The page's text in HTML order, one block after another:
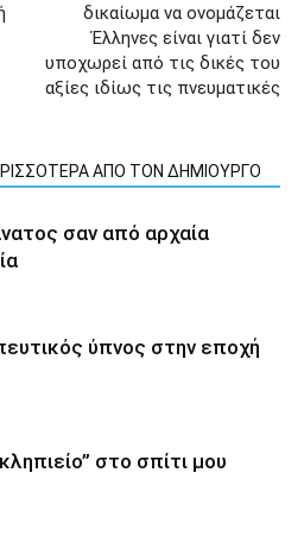
δικαίωμα να ονομάζεται
Έλληνες είναι γιατί δεν
υποχωρεί από τις δικές του
αξίες ιδίως τις πνευματικές
ΑΠΟ ΤΟΝ ΔΗΜΙΟΥΡΓΟ
σαν από αρχαία
ύπνος στην εποχή
στο σπίτι μου